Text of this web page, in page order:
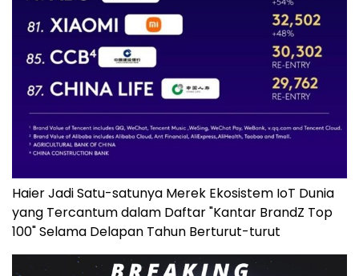
Haier Jadi Satu-satunya Merek Ekosistem IoT Dunia
yang Tercantum dalam Daftar "Kantar BrandZ Top
100" Selama Delapan Tahun Berturut-turut